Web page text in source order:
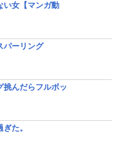
い女【マンガ動
パーリング
挑んだらフルボッ
た。